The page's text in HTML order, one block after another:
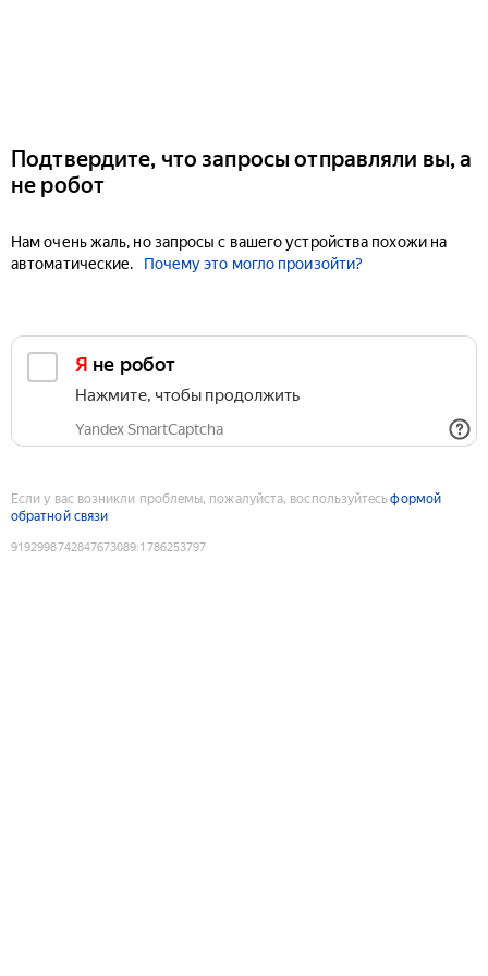
Подтвердите, что запросы отправляли вы, а
не робот
Нам очень жаль, но запросы с вашего устройства похожи на
автоматические.
Почему это могло произойти?
Я не робот
Нажмите, чтобы продолжить
Yandex SmartCaptcha
Если у вас возникли проблемы, пожалуйста, воспользуйтесьформой
обратной связи
9192998742847673089:1786253797